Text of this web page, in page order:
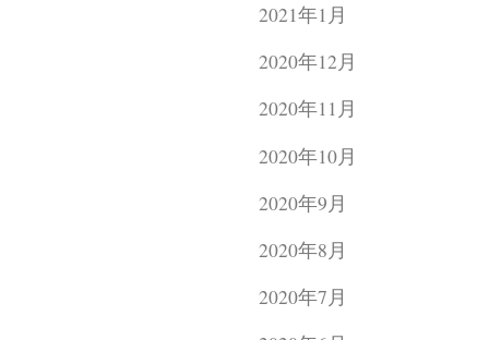
2021年1月
2020年12月
2020年11月
2020年10月
2020年9月
2020年8月
2020年7月